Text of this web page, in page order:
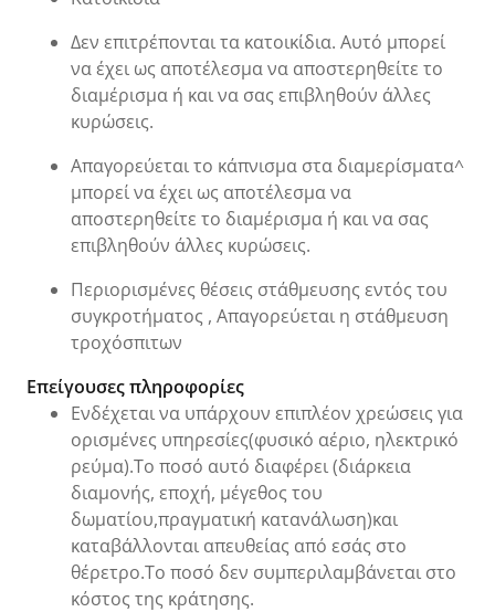
Δεν επιτρέπονται τα κατοικίδια. Αυτό μπορεί
να έχει ως αποτέλεσμα να αποστερηθείτε το
διαμέρισμα ή και να σας επιβληθούν άλλες
κυρώσεις.
Απαγορεύεται το κάπνισμα στα διαμερίσματα^
μπορεί να έχει ως αποτέλεσμα να
αποστερηθείτε το διαμέρισμα ή και να σας
επιβληθούν άλλες κυρώσεις.
Περιορισμένες θέσεις στάθμευσης εντός του
συγκροτήματος , Απαγορεύεται η στάθμευση
τροχόσπιτων
Επείγουσες πληροφορίες
Ενδέχεται να υπάρχουν επιπλέον χρεώσεις για
ορισμένες υπηρεσίες(φυσικό αέριο, ηλεκτρικό
ρεύμα).Το ποσό αυτό διαφέρει (διάρκεια
διαμονής, εποχή, μέγεθος του
δωματίου,πραγματική κατανάλωση)και
καταβάλλονται απευθείας από εσάς στο
θέρετρο.Το ποσό δεν συμπεριλαμβάνεται στο
κόστος της κράτησης.